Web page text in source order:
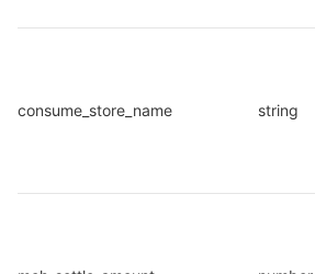
consume_store_name string